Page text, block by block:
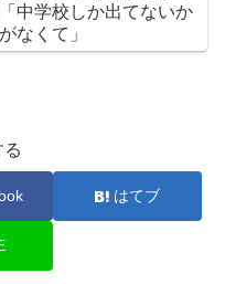
中学校しか出てないか
なくて」
る
はてブ